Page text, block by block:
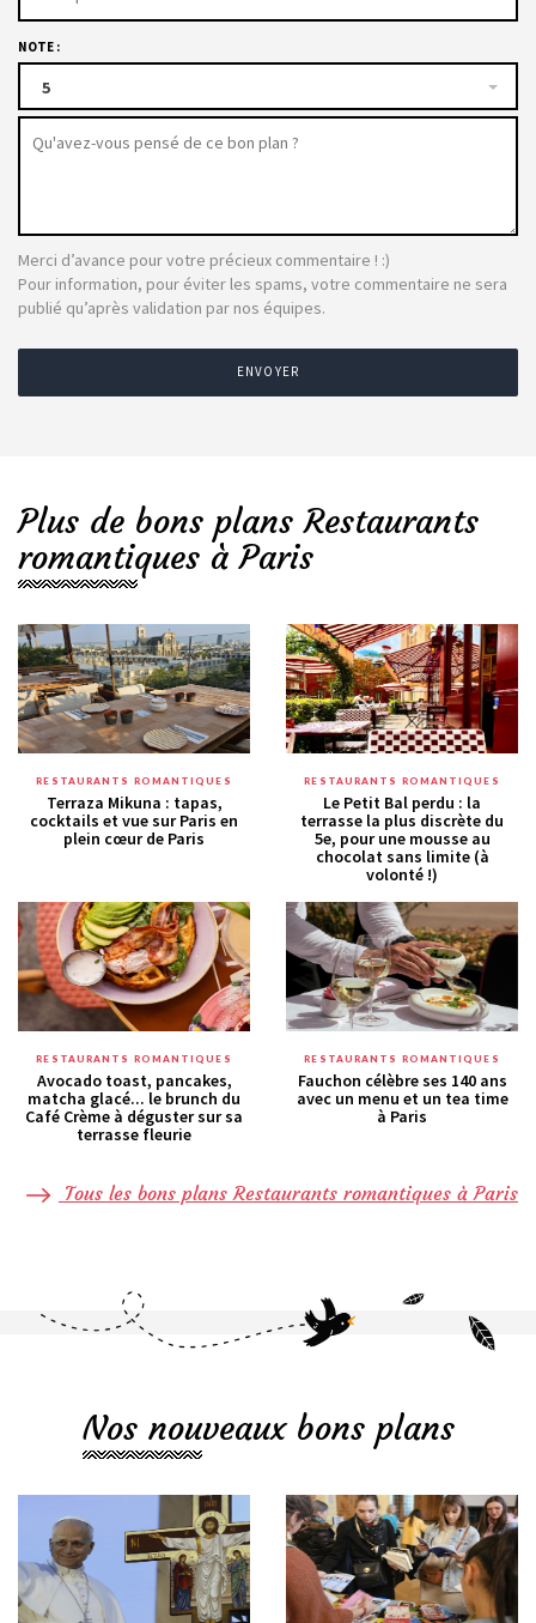
NOTE :
5
Merci d’avance pour votre précieux commentaire ! :)
Pour information, pour éviter les spams, votre commentaire ne sera
publié qu’après validation par nos équipes.
ENVOYER
Plus de bons plans Restaurants
romantiques à Paris
RESTAURANTS ROMANTIQUES
Terraza Mikuna : tapas,
cocktails et vue sur Paris en
plein cœur de Paris
RESTAURANTS ROMANTIQUES
Le Petit Bal perdu : la
terrasse la plus discrète du
5e, pour une mousse au
chocolat sans limite (à
volonté !)
RESTAURANTS ROMANTIQUES
Avocado toast, pancakes,
matcha glacé... le brunch du
Café Crème à déguster sur sa
terrasse fleurie
RESTAURANTS ROMANTIQUES
Fauchon célèbre ses 140 ans
avec un menu et un tea time
à Paris
Tous les bons plans Restaurants romantiques à Paris
Nos nouveaux bons plans